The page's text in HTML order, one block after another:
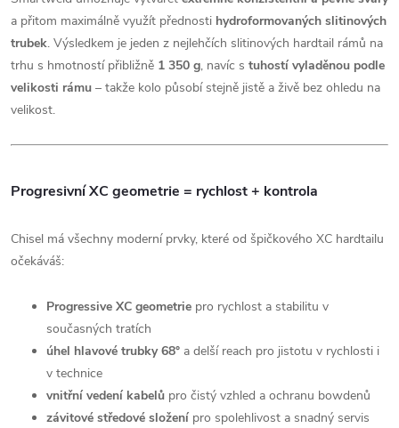
a přitom maximálně využít přednosti hydroformovaných slitinových
trubek. Výsledkem je jeden z nejlehčích slitinových hardtail rámů na
trhu s hmotností přibližně 1 350 g, navíc s tuhostí vyladěnou podle
velikosti rámu – takže kolo působí stejně jistě a živě bez ohledu na
velikost.
Progresivní XC geometrie = rychlost + kontrola
Chisel má všechny moderní prvky, které od špičkového XC hardtailu
očekáváš:
Progressive XC geometrie pro rychlost a stabilitu v
současných tratích
úhel hlavové trubky 68° a delší reach pro jistotu v rychlosti i
v technice
vnitřní vedení kabelů pro čistý vzhled a ochranu bowdenů
závitové středové složení pro spolehlivost a snadný servis